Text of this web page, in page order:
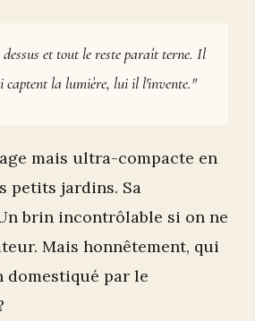
dessus et tout le reste paraît terne. Il
captent la lumière, lui il l'invente."
mais ultra-compacte en
petits jardins. Sa
brin incontrôlable si on ne
Mais honnêtement, qui
par le